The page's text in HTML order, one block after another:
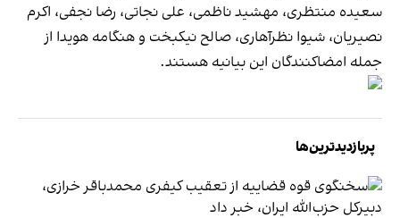
سعیده منتظری، مهشید ناظمی، علی نجاتی، رضا نجفی، اکرم
نصیریان، شیوا نظرآهاری، صالح نیکبخت و هنگامه هویدا از
جمله امضاکنندگان این بیانیه هستند.
پربازدیدترین‌ها